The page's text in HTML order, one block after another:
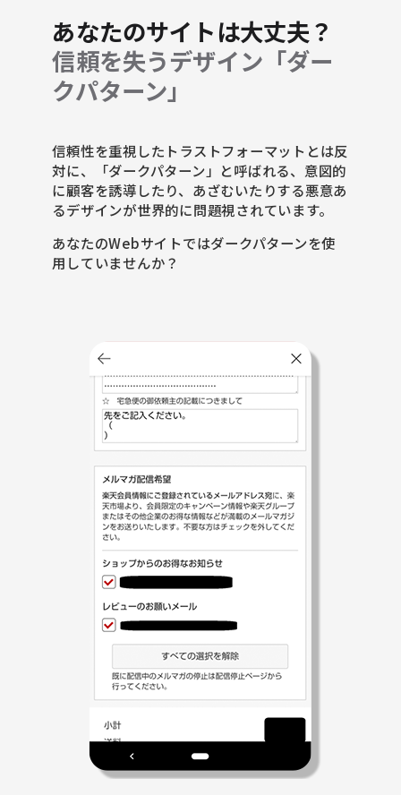
あなたのサイトは大丈夫？
信頼を失うデザイン「ダー
クパターン」
信頼性を重視したトラストフォーマットとは反
対に、「ダークパターン」と呼ばれる、意図的
に顧客を誘導したり、あざむいたりする悪意あ
るデザインが世界的に問題視されています。
あなたのWebサイトではダークパターンを使
用していませんか？